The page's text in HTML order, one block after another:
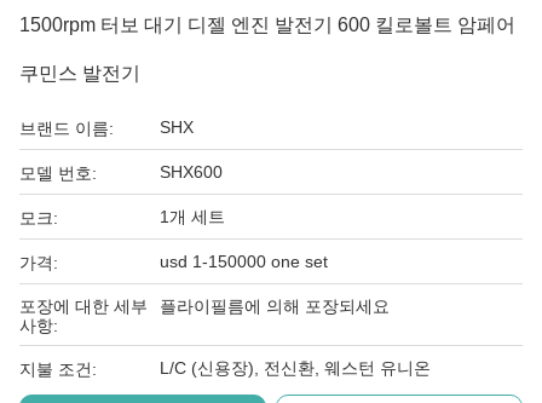
1500rpm 터보 대기 디젤 엔진 발전기 600 킬로볼트 암페어
쿠민스 발전기
브랜드 이름: SHX
모델 번호: SHX600
모크: 1개 세트
가격: usd 1-150000 one set
포장에 대한 세부
사항:
플라이필름에 의해 포장되세요
지불 조건: L/C (신용장), 전신환, 웨스턴 유니온